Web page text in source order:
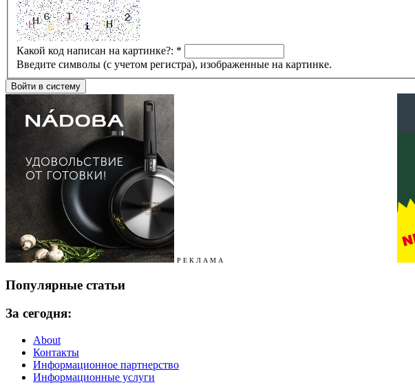
Какой код написан на картинке?: *
Введите символы (с учетом регистра), изображенные на картинке.
Р Е К Л А М А
Популярные статьи
За сегодня:
About
Контакты
Информационное партнерство
Информационные услуги